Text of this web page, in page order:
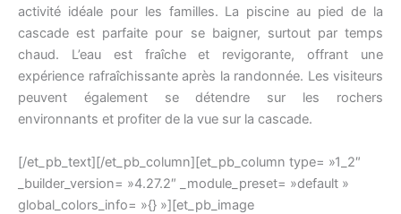
activité idéale pour les familles. La piscine au pied de la
cascade est parfaite pour se baigner, surtout par temps
chaud. L’eau est fraîche et revigorante, offrant une
expérience rafraîchissante après la randonnée. Les visiteurs
peuvent également se détendre sur les rochers
environnants et profiter de la vue sur la cascade.
[/et_pb_text][/et_pb_column][et_pb_column type= »1_2″
_builder_version= »4.27.2″ _module_preset= »default »
global_colors_info= »{} »][et_pb_image